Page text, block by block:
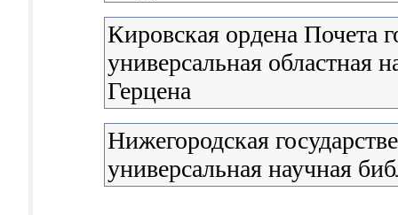
Кировская ордена Почета
универсальная областная
Герцена
Нижегородская
универсальная научная